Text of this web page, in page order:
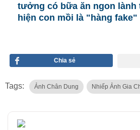
tưởng có bữa ăn ngon
hiện con mồi là "hàng fake"
Chia sẻ
Tags: Ảnh Chân Dung Nhiếp Ảnh Gia